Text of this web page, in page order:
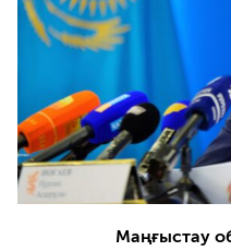
Маңғыстау